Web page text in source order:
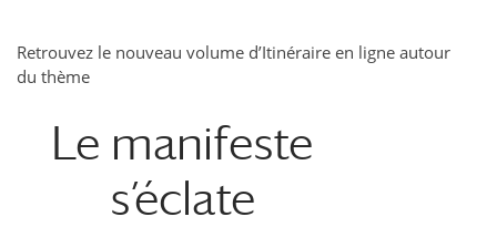
Retrouvez le nouveau volume d’Itinéraire en ligne autour
du thème
Le manifeste
s’éclate